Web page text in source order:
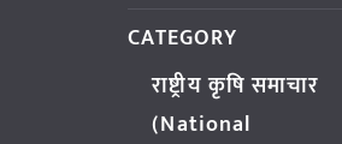
CATEGORY
राष्ट्रीय कृषि समाचार
(National